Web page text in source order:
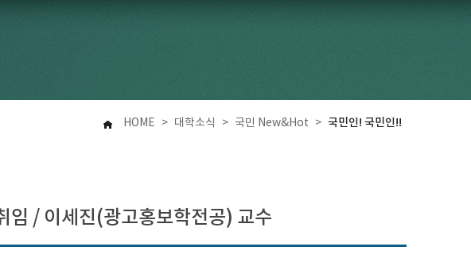
HOME > 대학소식 > 국민 New&Hot > 국민인! 국민인!!
임 / 이세진(광고홍보학전공) 교수